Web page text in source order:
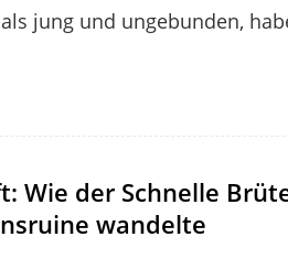
jung und ungebunden,
Wie der Schnelle
wandelte